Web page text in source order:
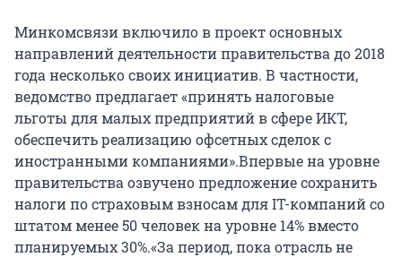
Минкомсвязи включило в проект основных
направлений деятельности правительства до 2018
года несколько своих инициатив. В частности,
ведомство предлагает «принять налоговые
льготы для малых предприятий в сфере ИКТ,
обеспечить реализацию офсетных сделок с
иностранными компаниями».Впервые на уровне
правительства озвучено предложение сохранить
налоги по страховым взносам для IT-компаний со
штатом менее 50 человек на уровне 14% вместо
планируемых 30%.«За период, пока отрасль не